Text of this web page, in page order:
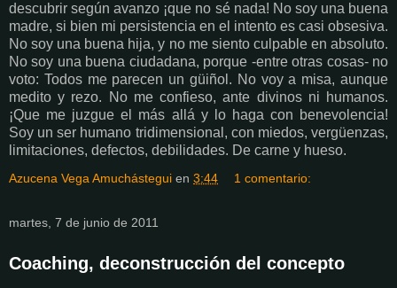
descubrir según avanzo ¡que no sé nada! No soy una buena
madre, si bien mi persistencia en el intento es casi obsesiva.
No soy una buena hija, y no me siento culpable en absoluto.
No soy una buena ciudadana, porque -entre otras cosas- no
voto: Todos me parecen un güiñol. No voy a misa, aunque
medito y rezo. No me confieso, ante divinos ni humanos.
¡Que me juzgue el más allá y lo haga con benevolencia!
Soy un ser humano tridimensional, con miedos, vergüenzas,
limitaciones, defectos, debilidades. De carne y hueso.
Azucena Vega Amuchástegui en 3:44 1 comentario:
martes, 7 de junio de 2011
Coaching, deconstrucción del concepto